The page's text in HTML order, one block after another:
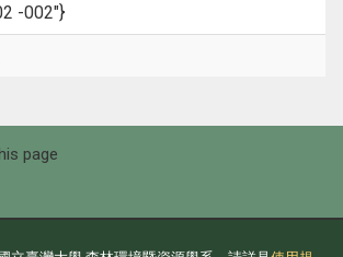
-002"}
page